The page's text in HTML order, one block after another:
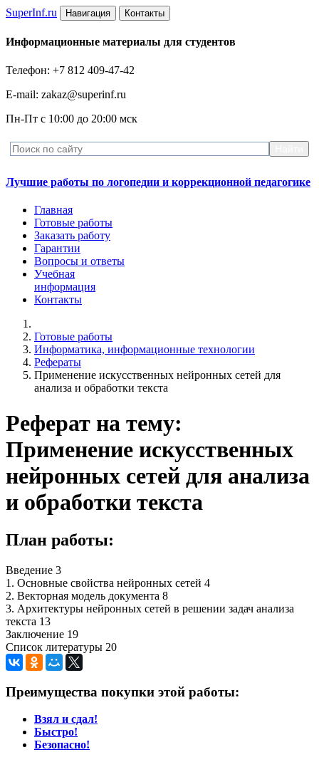
SuperInf.ru Навигация Контакты
Информационные материалы для студентов
Телефон: +7 812 409-47-42
E-mail: zakaz@superinf.ru
Пн-Пт с 10:00 до 20:00 мск
Лучшие работы по логопедии и коррекционной педагогике
Главная
Готовые работы
Заказать работу
Гарантии
Вопросы и ответы
Учебная
информация
Контакты
Готовые работы
Информатика, информационные технологии
Рефераты
Применение искусственных нейронных сетей для
анализа и обработки текста
Реферат на тему:
Применение искусственных
нейронных сетей для анализа
и обработки текста
План работы:
Введение 3
1. Основные свойства нейронных сетей 4
2. Векторная модель документа 8
3. Архитектуры нейронных сетей в решении задач анализа
текста 13
Заключение 19
Список литературы 20
Преимущества покупки этой работы:
Взял и сдал!
Быстро!
Безопасно!